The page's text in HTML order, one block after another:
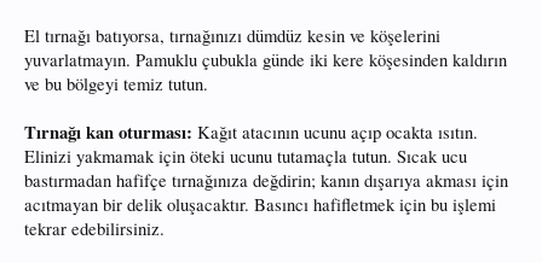
El tırnağı batıyorsa, tırnağınızı dümdüz kesin ve köşelerini
yuvarlatmayın. Pamuklu çubukla günde iki kere köşesinden kaldırın
ve bu bölgeyi temiz tutun.
Tırnağı kan oturması: Kağıt atacının ucunu açıp ocakta ısıtın.
Elinizi yakmamak için öteki ucunu tutamaçla tutun. Sıcak ucu
bastırmadan hafifçe tırnağınıza değdirin; kanın dışarıya akması için
acıtmayan bir delik oluşacaktır. Basıncı hafifletmek için bu işlemi
tekrar edebilirsiniz.